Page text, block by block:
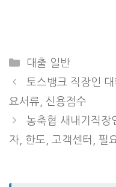
Categories
대출 일반
토스뱅크 직장인
요서류, 신용점수
농축협 새내기직장
자, 한도, 고객센터, 필